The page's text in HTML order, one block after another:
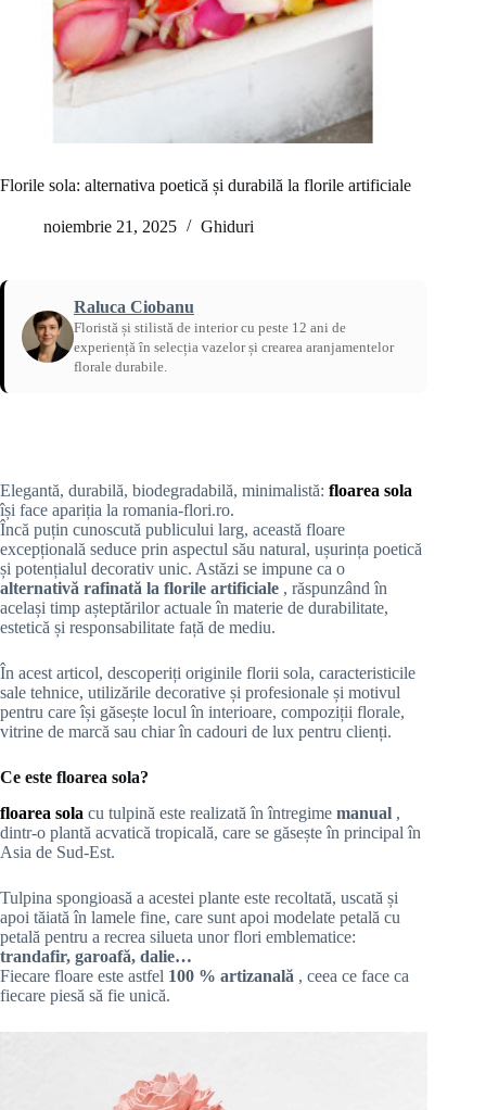
Florile sola: alternativa poetică și durabilă la florile artificiale
noiembrie 21, 2025 Ghiduri
Raluca Ciobanu
Floristă și stilistă de interior cu peste 12 ani de
experiență în selecția vazelor și crearea aranjamentelor
florale durabile.
Elegantă, durabilă, biodegradabilă, minimalistă: floarea sola
își face apariția la romania-flori.ro.
Încă puțin cunoscută publicului larg, această floare
excepțională seduce prin aspectul său natural, ușurința poetică
și potențialul decorativ unic. Astăzi se impune ca o
alternativă rafinată la florile artificiale , răspunzând în
același timp așteptărilor actuale în materie de durabilitate,
estetică și responsabilitate față de mediu.
În acest articol, descoperiți originile florii sola, caracteristicile
sale tehnice, utilizările decorative și profesionale și motivul
pentru care își găsește locul în interioare, compoziții florale,
vitrine de marcă sau chiar în cadouri de lux pentru clienți.
Ce este floarea sola?
floarea sola cu tulpină este realizată în întregime manual ,
dintr-o plantă acvatică tropicală, care se găsește în principal în
Asia de Sud-Est.
Tulpina spongioasă a acestei plante este recoltată, uscată și
apoi tăiată în lamele fine, care sunt apoi modelate petală cu
petală pentru a recrea silueta unor flori emblematice:
trandafir, garoafă, dalie…
Fiecare floare este astfel 100 % artizanală , ceea ce face ca
fiecare piesă să fie unică.